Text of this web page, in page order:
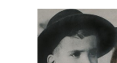
KNIHY S DÁRKEM
ASTERIX S DÁRKEM
🎁DÁRKOVÉ PUBLIKACE